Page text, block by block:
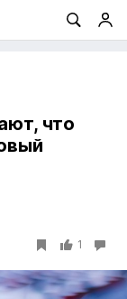
что
1